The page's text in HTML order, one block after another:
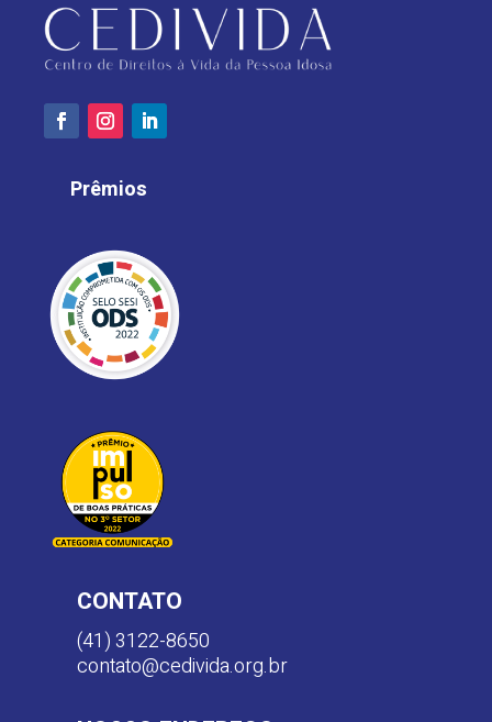
Prêmios
CONTATO
(41) 3122-8650
contato@cedivida.org.br